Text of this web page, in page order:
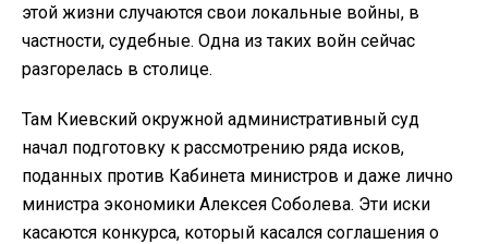
этой жизни случаются свои локальные войны, в
частности, судебные. Одна из таких войн сейчас
разгорелась в столице.
Там Киевский окружной административный суд
начал подготовку к рассмотрению ряда исков,
поданных против Кабинета министров и даже лично
министра экономики Алексея Соболева. Эти иски
касаются конкурса, который касался соглашения о